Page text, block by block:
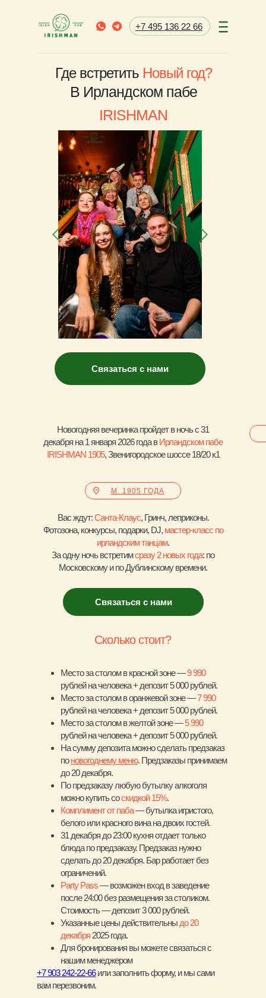
+7 495 136 22 66
Где встретить Новый год?
Связаться с нами
В Ирландском пабе
IRISHMAN
Связаться с нами
Новогодняя вечеринка пройдет в ночь с 31
декабря на 1 января 2026 года вИрландском пабе
IRISHMAN 1905, Звенигородское шоссе 18/20 к1
Место за столом в красной зоне —9 990
рублей на человека + депозит 5 000 рублей.
Место за столом в оранжевой зоне —7 990
рублей на человека + депозит 5 000 рублей.
Место за столом в желтой зоне —5 990
рублей на человека + депозит 5 000 рублей.
На сумму депозита можно сделать предзаказ
поновогоднему меню. Предзаказы принимаем
до 20 декабря.
По предзаказу любую бутылку алкоголя
можно купить соскидкой 15%.
Комплимент от паба— бутылка игристого,
белого или красного вина на двоих гостей.
31 декабря до 23:00 кухня отдает только
блюда по предзаказу. Предзаказ нужно
сделать до 20 декабря. Бар работает без
ограничений.
Party Pass— возможен вход в заведение
после 24:00 без размещения за столиком.
Стоимость — депозит 3 000 рублей.
Указанные цены действительны до 20
декабря 2025 года.
Для бронирования вы можете связаться с
нашим менеджером
+7 903 242-22-66или заполнить форму, и мы сами
вам перезвоним.
Вас ждут:Санта-Клаус, Гринч, леприконы.
Фотозона, конкурсы, подарки, DJ, мастер-класс по
ирландским танцам.
За одну ночь встретимсразу 2 новых года: по
Московскому и по Дублинскому времени.
Сколько стоит?
М. 1905 ГОДА